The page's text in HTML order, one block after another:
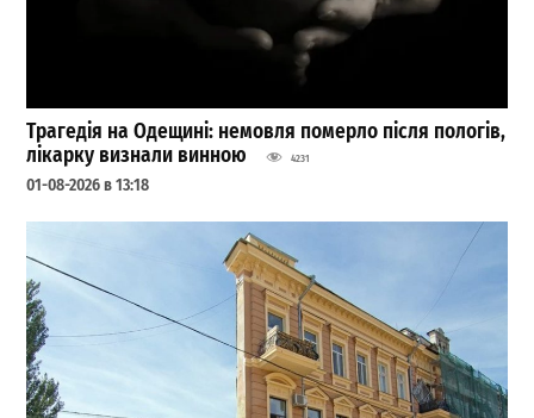
Трагедія на Одещині: немовля померло після пологів,
лікарку визнали винною
4231
01-08-2026 в 13:18